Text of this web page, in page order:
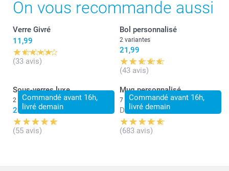
On vous recommande aussi
Verre Givré
11,99
(33 avis)
Bol personnalisé
2 variantes
21,99
(43 avis)
Commandé avant 16h,
livré demain
Sous-verres luxe
2 variantes
29,99
(55 avis)
Commandé avant 16h,
livré demain
Mug personnalisé
7 variantes
Dès 11,99
(683 avis)